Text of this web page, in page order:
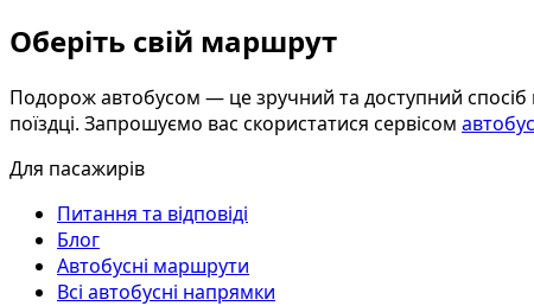
Оберіть свій маршрут
Подорож автобусом — це зручний та доступний спосіб
поїздці. Запрошуємо вас скористатися сервісом
Для пасажирів
Питання та відповіді
Блог
Автобусні маршрути
Всі автобусні напрямки